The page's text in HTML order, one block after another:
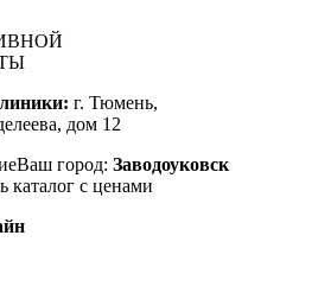
г. Тюмень,
дом 12
Ваш город: Заводоуковск
каталог с ценами